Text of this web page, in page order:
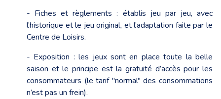
- Fiches et règlements : établis jeu par jeu, avec
l’historique et le jeu original, et l’adaptation faite par le
Centre de Loisirs.
- Exposition : les jeux sont en place toute la belle
saison et le principe est la gratuité d’accès pour les
consommateurs (le tarif "normal" des consommations
n’est pas un frein).